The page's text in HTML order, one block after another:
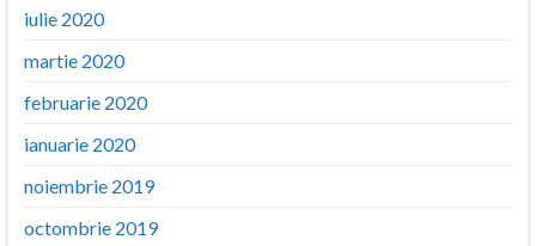
iulie 2020
martie 2020
februarie 2020
ianuarie 2020
noiembrie 2019
octombrie 2019